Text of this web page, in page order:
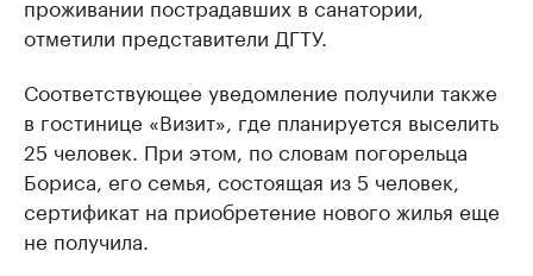
проживании пострадавших в санатории,
отметили представители ДГТУ.
Соответствующее уведомление получили также
в гостинице «Визит», где планируется выселить
25 человек. При этом, по словам погорельца
Бориса, его семья, состоящая из 5 человек,
сертификат на приобретение нового жилья еще
не получила.